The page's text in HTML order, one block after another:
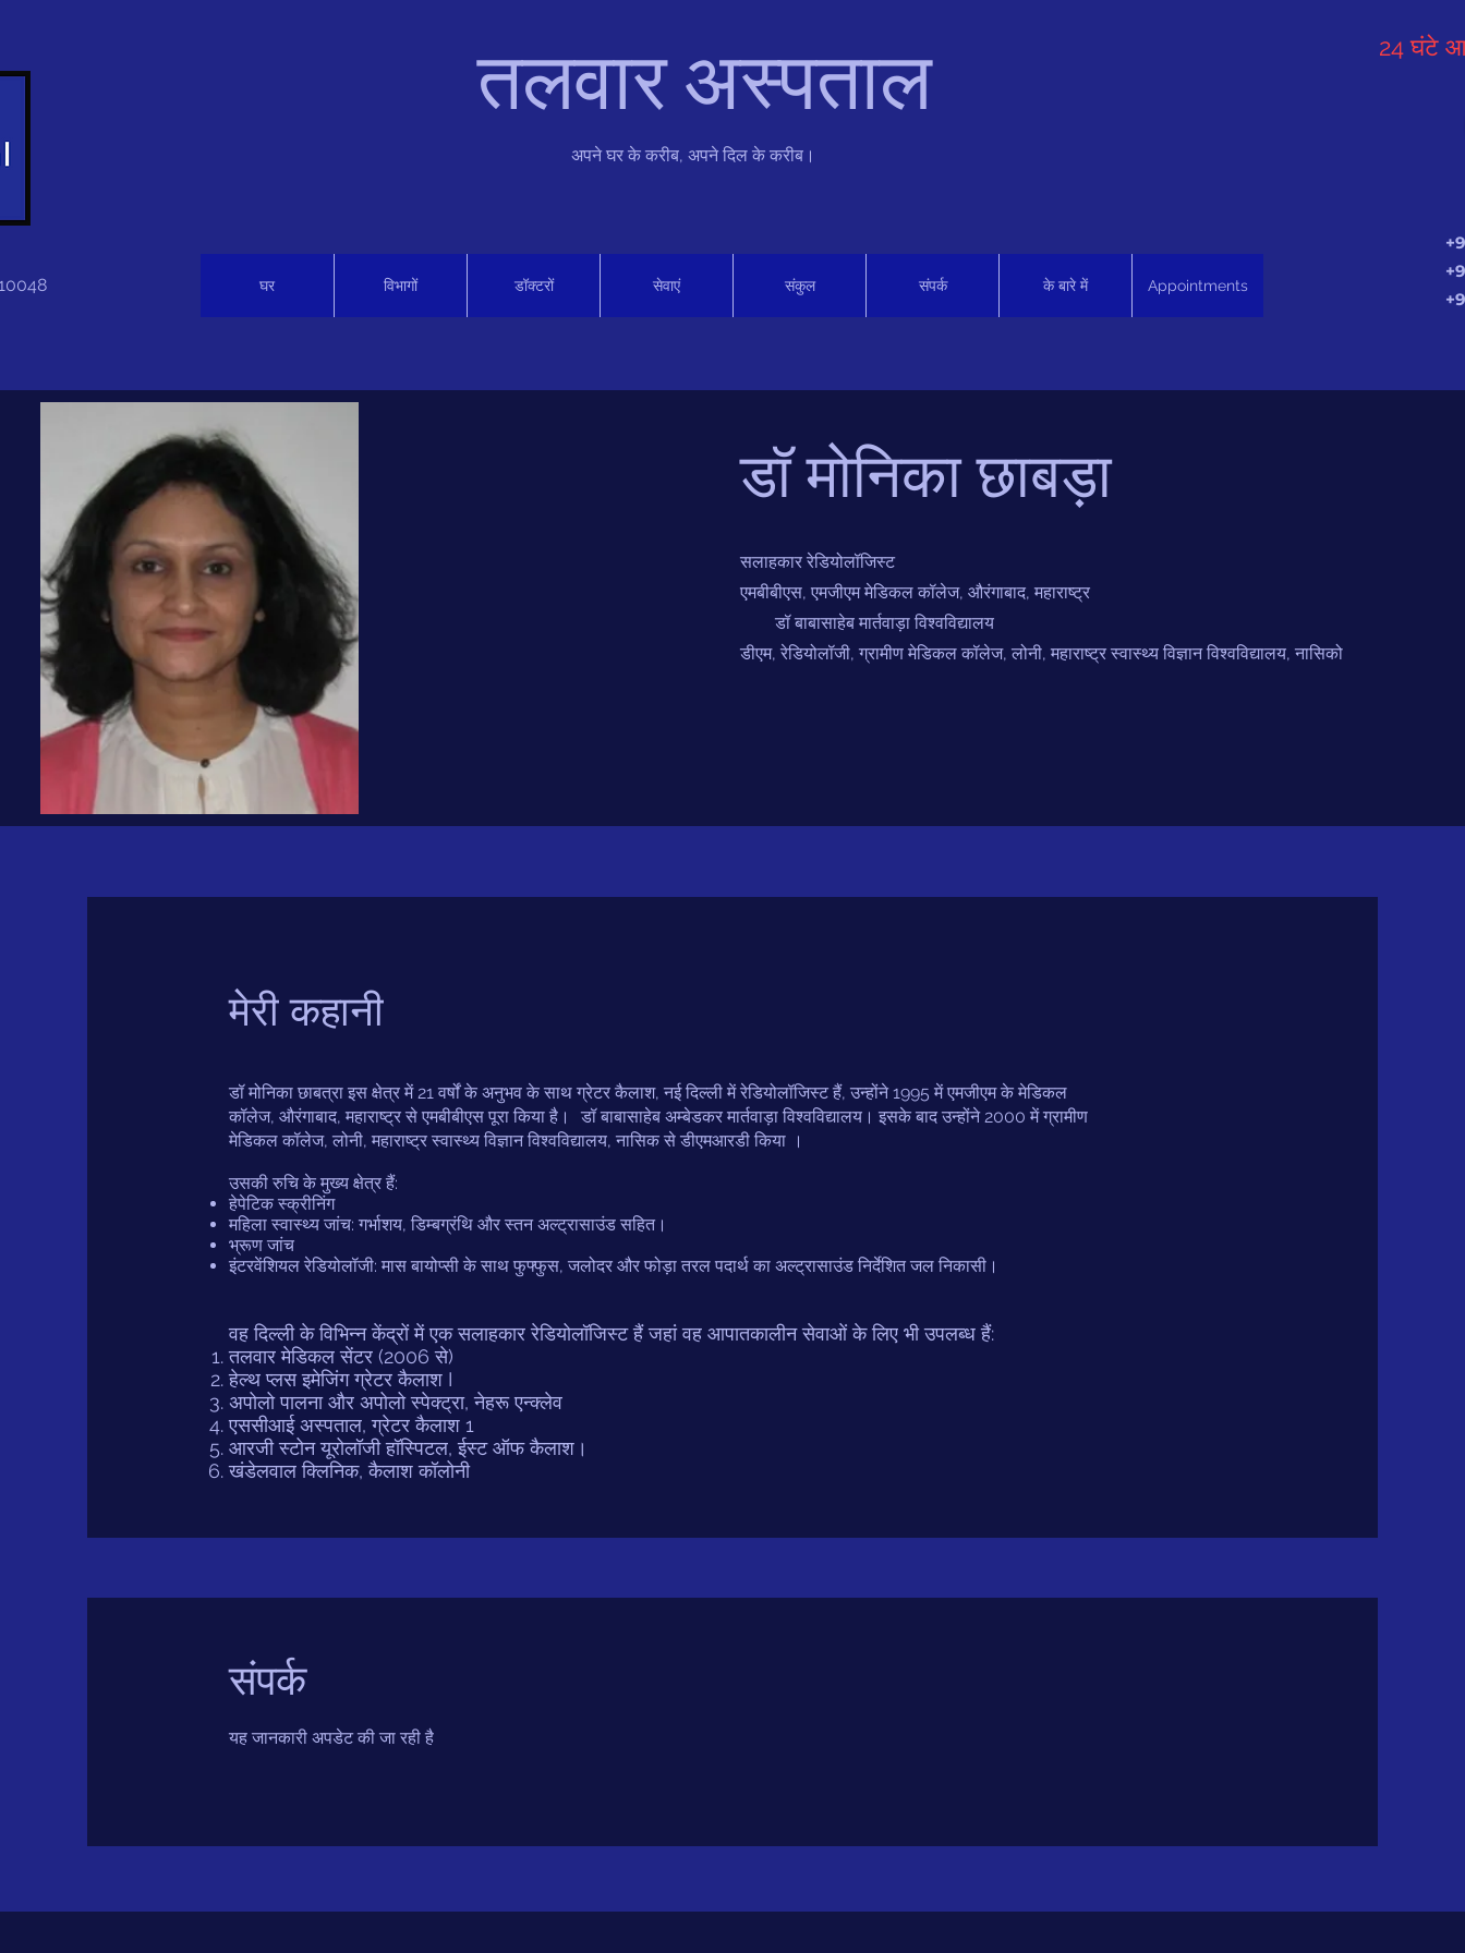
तलवार अस्पताल
अपने घर के करीब, अपने दिल के करीब।
घर विभागों डॉक्टरों सेवाएं संकुल संपर्क के बारे में Appointments
24 घंटे
डॉ मोनिका छाबड़ा
सलाहकार रेडियोलॉजिस्ट
एमबीबीएस, एमजीएम मेडिकल कॉलेज, औरंगाबाद, महाराष्ट्र
डॉ बाबासाहेब मार्तवाड़ा विश्वविद्यालय
डीएम, रेडियोलॉजी, ग्रामीण मेडिकल कॉलेज, लोनी, महाराष्ट्र स्वास्थ्य विज्ञान विश्वविद्यालय, नासिको
मेरी कहानी
डॉ मोनिका छाबत्रा इस क्षेत्र में 21 वर्षों के अनुभव के साथ ग्रेटर कैलाश, नई दिल्ली में रेडियोलॉजिस्ट हैं, उन्होंने 1995 में एमजीएम के मेडिकल
कॉलेज, औरंगाबाद, महाराष्ट्र से एमबीबीएस पूरा किया है।
डॉ बाबासाहेब अम्बेडकर मार्तवाड़ा विश्वविद्यालय। इसके बाद उन्होंने 2000 में ग्रामीण
मेडिकल कॉलेज, लोनी, महाराष्ट्र स्वास्थ्य विज्ञान विश्वविद्यालय, नासिक से डीएमआरडी किया ।
उसकी रुचि के मुख्य क्षेत्र हैं:
हेपेटिक स्क्रीनिंग
महिला स्वास्थ्य जांच: गर्भाशय, डिम्बग्रंथि और स्तन अल्ट्रासाउंड सहित।
भ्रूण जांच
इंटरवेंशियल रेडियोलॉजी: मास बायोप्सी के साथ फुफ्फुस, जलोदर और फोड़ा तरल पदार्थ का अल्ट्रासाउंड निर्देशित जल निकासी।
वह दिल्ली के विभिन्न केंद्रों में एक सलाहकार रेडियोलॉजिस्ट हैं जहां वह आपातकालीन सेवाओं के लिए भी उपलब्ध हैं:
तलवार मेडिकल सेंटर (2006 से)
हेल्थ प्लस इमेजिंग ग्रेटर कैलाश I
अपोलो पालना और अपोलो स्पेक्ट्रा, नेहरू एन्क्लेव
एससीआई अस्पताल, ग्रेटर कैलाश 1
आरजी स्टोन यूरोलॉजी हॉस्पिटल, ईस्ट ऑफ कैलाश।
खंडेलवाल क्लिनिक, कैलाश कॉलोनी
संपर्क
यह जानकारी अपडेट की जा रही है